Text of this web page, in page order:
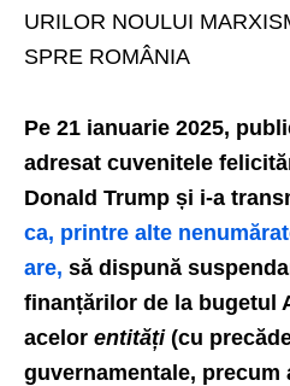
URILOR NOULUI
SPRE ROMÂNIA
Pe 21 ianuarie 2025,
adresat cuvenitele
Donald Trump și i-a
ca, printre alte
are, să dispună
finanțărilor de la bugetul
acelor entități(cu
guvernamentale, precum